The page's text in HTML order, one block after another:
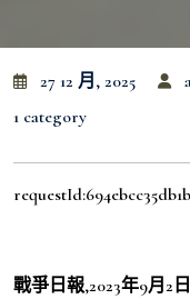
27 12 月, 2025
1 category
戰爭日報,2023年9月2